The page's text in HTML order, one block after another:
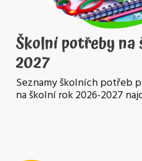
Školní potřeby
2027
Seznamy školních potřeb
na školní rok 2026-2027